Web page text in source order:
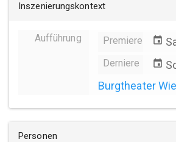
Inszenierungskontext
Aufführung Premiere event
Derniere event
Burgtheater
Personen